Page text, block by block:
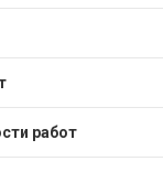
работ